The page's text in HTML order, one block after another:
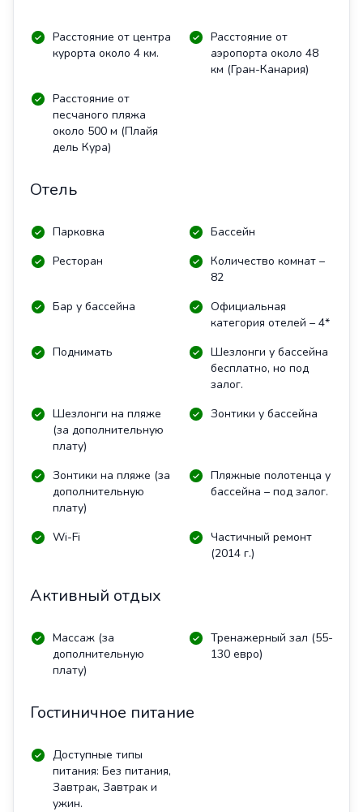
Расстояние от центра
курорта около 4 км.
Расстояние от
аэропорта около 48
км (Гран-Канария)
Расстояние от
песчаного пляжа
около 500 м (Плайя
дель Кура)
Отель
Парковка
Бассейн
Ресторан
Количество комнат –
82
Бар у бассейна
Официальная
категория отелей – 4*
Поднимать
Шезлонги у бассейна
бесплатно, но под
залог.
Шезлонги на пляже
(за дополнительную
плату)
Зонтики у бассейна
Зонтики на пляже (за
дополнительную
плату)
Пляжные полотенца у
бассейна – под залог.
Wi-Fi
Частичный ремонт
(2014 г.)
Активный отдых
Массаж (за
дополнительную
плату)
Тренажерный зал (55-
130 евро)
Гостиничное питание
Доступные типы
питания: Без питания,
Завтрак, Завтрак и
ужин.